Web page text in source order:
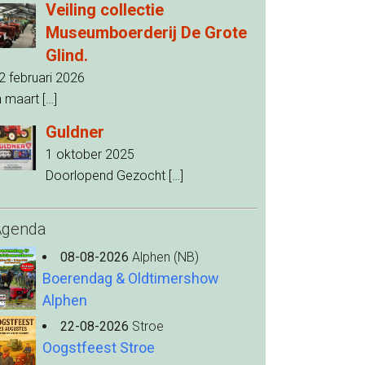
Veiling collectie
Museumboerderij De Grote
Glind.
februari 2026
maart […]
Guldner
1 oktober 2025
Doorlopend Gezocht […]
08-08-2026 Alphen (NB)
Boerendag & Oldtimershow
Alphen
22-08-2026 Stroe
Oogstfeest Stroe